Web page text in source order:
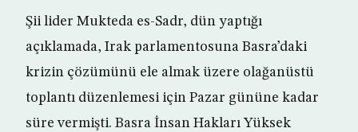
Şii lider Mukteda es-Sadr, dün yaptığı
açıklamada, Irak parlamentosuna Basra’daki
krizin çözümünü ele almak üzere olağanüstü
toplantı düzenlemesi için Pazar gününe kadar
süre vermişti. Basra İnsan Hakları Yüksek